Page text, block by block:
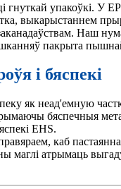
упакоўкі. У
выкарыстаннем
Наш
пакрыта
і бяспекі
як неад'емную
бяспечныя
EHS.
каб
маглі атрымаць